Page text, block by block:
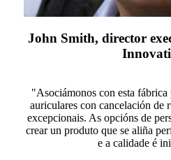
John Smith, director
"Asociámonos con esta
auriculares con cancelación de
excepcionais. As opcións de
crear un produto que se aliña
e a calidade é